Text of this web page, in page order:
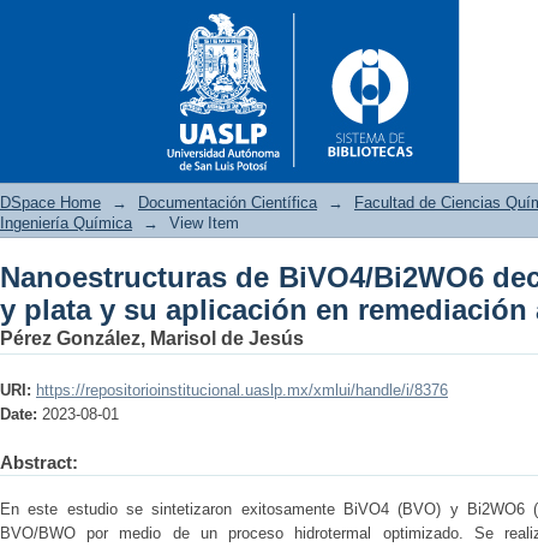
Nanoestructuras de BiVO4/
en remediación ambiental
DSpace Home → Documentación Científica →
Facultad de Ciencias
Ingeniería Química
→ View Item
Nanoestructuras de BiVO4/Bi2WO6
y plata y su aplicación en remediación
Pérez González, Marisol de Jesús
URI: https://repositorioinstitucional.uaslp.mx/xmlui/handle/i/8376
Date: 2023-08-01
Abstract:
En este estudio se sintetizaron exitosamente BiVO4 (BVO) y
BVO/BWO por medio de un proceso hidrotermal optimizado. Se